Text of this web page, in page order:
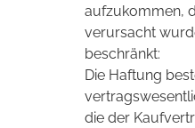
aufzukommen,
verursacht
beschränkt:
Die Haftung
die der